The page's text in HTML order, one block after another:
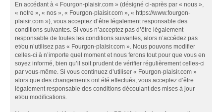
En accédant à « Fourgon-plaisir.com » (désigné ci-après par « nous »,
« notre », « nos », « Fourgon-plaisir.com », « https://www.fourgon-
plaisir.com »), vous acceptez d’être légalement responsable des
conditions suivantes. Si vous n’acceptez pas d’être légalement
responsable de toutes les conditions suivantes, alors n’accédez pas
et/ou n’utilisez pas « Fourgon-plaisir.com ». Nous pouvons modifier
celles-ci à n’importe quel moment et nous ferons tout pour que vous en
soyez informé, bien qu’il soit prudent de vérifier régulièrement celles-ci
par vous-même. Si vous continuez d’utiliser « Fourgon-plaisir.com »
alors que des changements ont été effectués, vous acceptez d’être
légalement responsable des conditions découlant des mises à jour
et/ou modifications.